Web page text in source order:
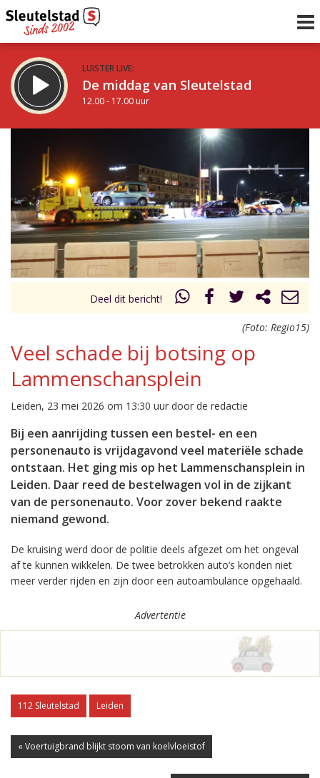
LUISTER LIVE:
De middag van Sleutelstad
12.00 - 17.00 uur
Sleutelstad 30
17.00 - 19.00 uur
Vorig uur
uur 1 van 0 Volgend uur
Inklappen
Deel dit bericht!
(Foto: Regio15)
Veel schade bij botsing op
Lammenschansplein
Leiden, 23 mei 2026 om 13:30 uur door de redactie
Bij een aanrijding tussen een bestel- en een
personenauto is vrijdagavond veel materiële schade
ontstaan. Het ging mis op het Lammenschansplein in
Leiden. Daar reed de bestelwagen vol in de zijkant
van de personenauto. Voor zover bekend raakte
niemand gewond.
De kruising werd door de politie deels afgezet om het ongeval
af te kunnen wikkelen. De twee betrokken auto’s konden niet
meer verder rijden en zijn door een autoambulance opgehaald.
Advertentie
112 Sleutelstad Leiden
« Voertuigbrand blijkt stoom van koelvloeistof